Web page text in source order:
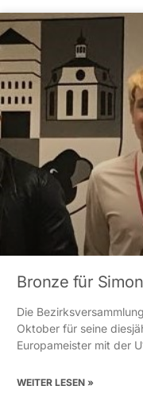
Bronze für
Die
Oktober für seine
Europameister mit der
WEITER LESEN »